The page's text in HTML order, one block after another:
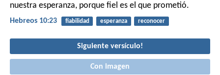
nuestra esperanza, porque fiel es el que prometió.
Hebreos 10:23 fiabilidad esperanza reconocer
Siguiente versículo!
Con imagen